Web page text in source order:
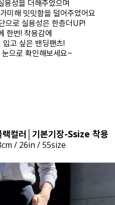
용성을 더해주었으며
미해 밋밋함을 덜어주었어요
으로 실용성은 한층더UP!
한번! 착용감에
고 싶은 밴딩팬츠!
으로 확인해보세요~
컬러│기본기장-Ssize 착용
/ 26in / 55size